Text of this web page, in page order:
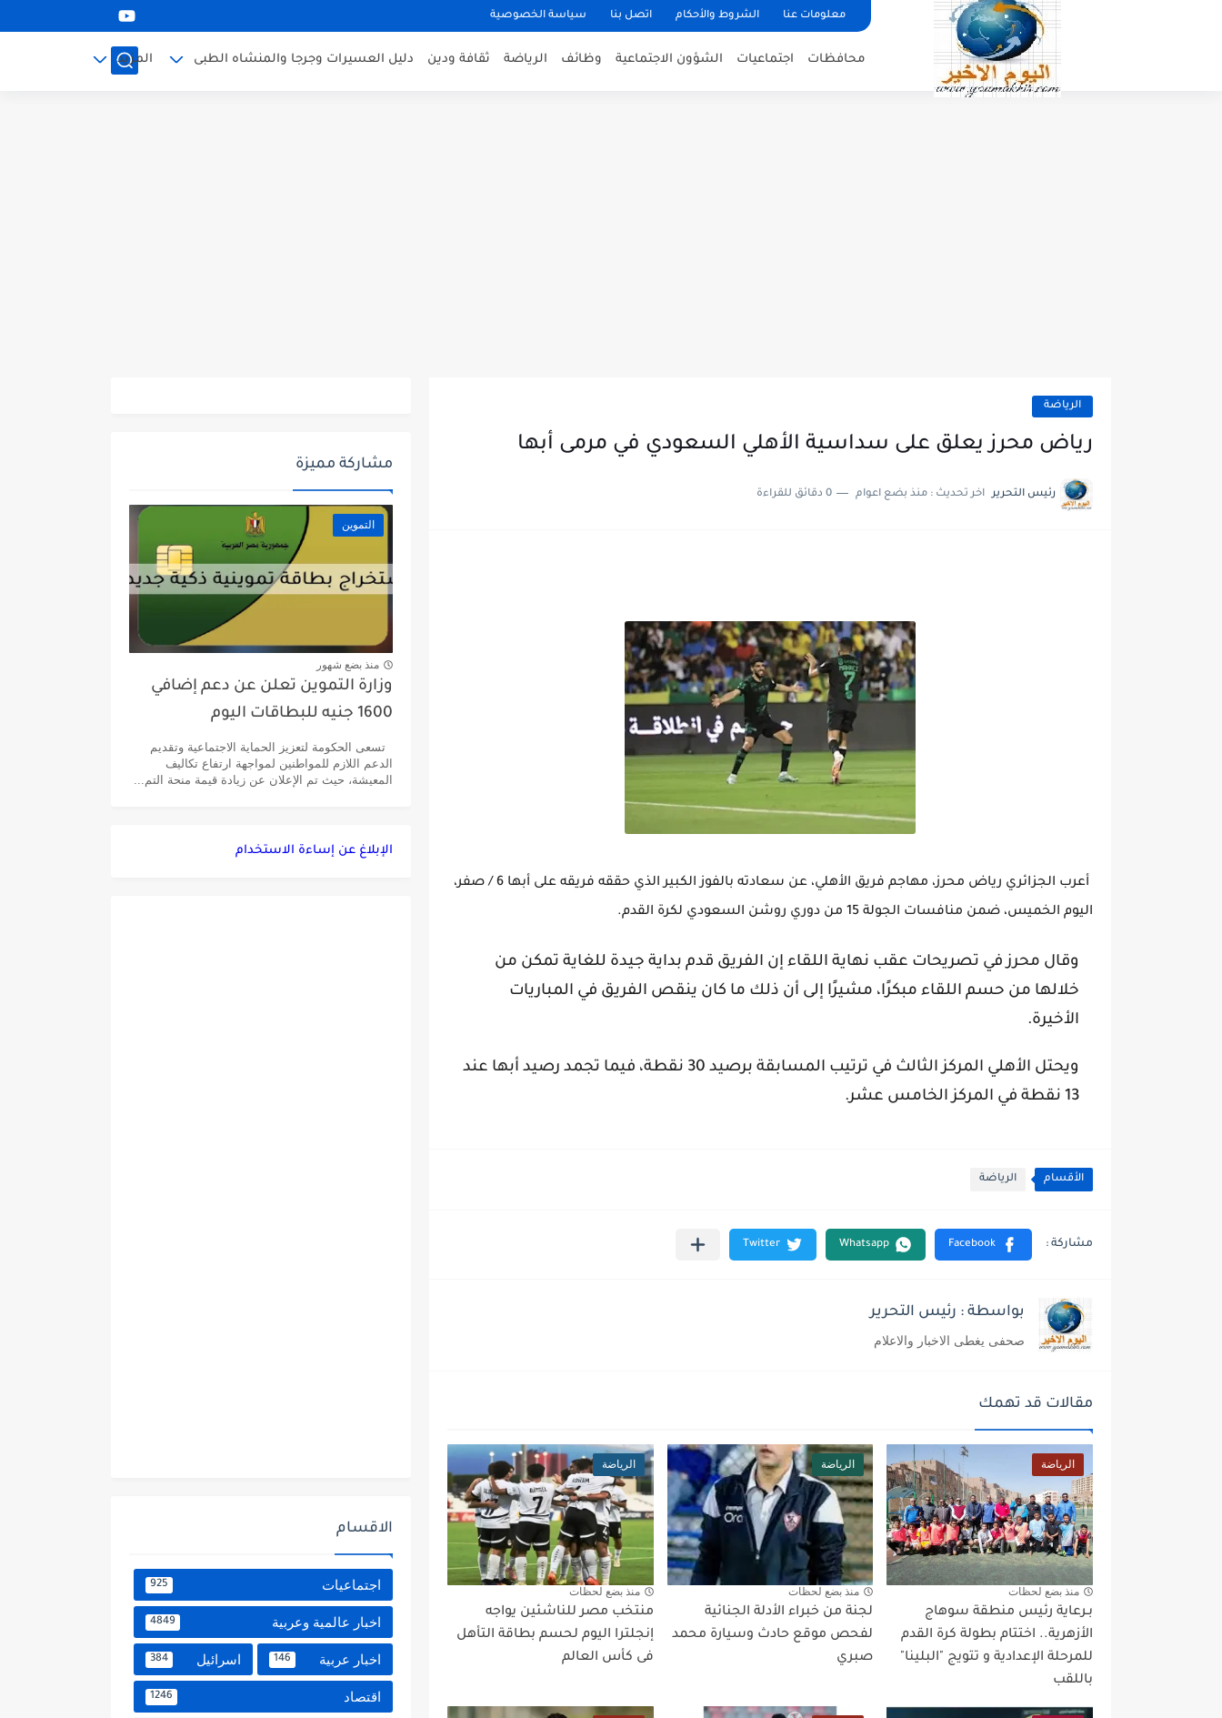
معلومات عنا الشروط والأحكام اتصل بنا سياسة الخصوصية
محافظات اجتماعيات الشؤون الاجتماعية وظائف الرياضة ثقافة ودين دليل العسيرات وجرجا والمنشاه الطبى المزيد
الرياضة
رياض محرز يعلق على سداسية الأهلي السعودي في مرمى أبها
رئيس التحرير اخر تحديث : منذ بضع اعوام 0 دقائق للقراءة
أعرب الجزائري رياض محرز، مهاجم فريق الأهلي، عن سعادته بالفوز الكبير الذي حققه فريقه على أبها 6 / صفر،
اليوم الخميس، ضمن منافسات الجولة 15 من دوري روشن السعودي لكرة القدم.
وقال محرز في تصريحات عقب نهاية اللقاء إن الفريق قدم بداية جيدة للغاية تمكن من
خلالها من حسم اللقاء مبكرًا، مشيرًا إلى أن ذلك ما كان ينقص الفريق في المباريات
الأخيرة.
ويحتل الأهلي المركز الثالث في ترتيب المسابقة برصيد 30 نقطة، فيما تجمد رصيد أبها عند
13 نقطة في المركز الخامس عشر.
الأقسام الرياضة
بواسطة : رئيس التحرير
صحفى يغطى الاخبار والاعلام
مقالات قد تهمك
الرياضة
منذ بضع لحظات
بـرعاية رئيس منطقة سوهاج
الأزهرية.. اختتام بطولة كرة القدم
للمرحلة الإعدادية و تتويج "البلينا"
باللقب
الرياضة
منذ بضع لحظات
لجنة من خبراء الأدلة الجنائية
لفحص موقع حادث وسيارة محمد
صبري
الرياضة
منذ بضع لحظات
منتخب مصر للناشئين يواجه
إنجلترا اليوم لحسم بطاقة التأهل
فى كأس العالم
مشاركة مميزة
التموين
منذ بضع شهور
وزارة التموين تعلن عن دعم إضافي
1600 جنيه للبطاقات اليوم
تسعى الحكومة لتعزيز الحماية الاجتماعية وتقديم
الدعم اللازم للمواطنين لمواجهة ارتفاع تكاليف
المعيشة، حيث تم الإعلان عن زيادة قيمة منحة التم...
الإبلاغ عن إساءة الاستخدام
الاقسام
اجتماعيات 925
اخبار عالمية وعربية 4849
اخبار عربية 146 اسرائيل 384
اقتصاد 1246